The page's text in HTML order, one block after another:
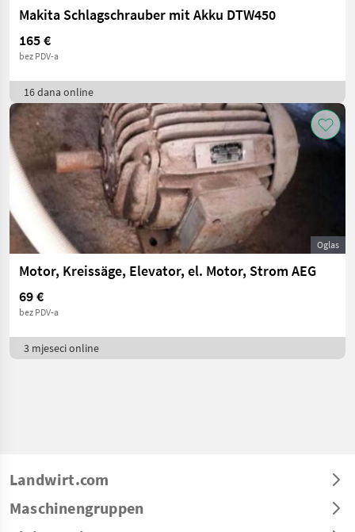
Makita Schlagschrauber mit Akku DTW450
165 €
bez PDV-a
16 dana online
Oglas
Motor, Kreissäge, Elevator, el. Motor, Strom AEG
69 €
bez PDV-a
3 mjeseci online
Landwirt.com
Maschinengruppen